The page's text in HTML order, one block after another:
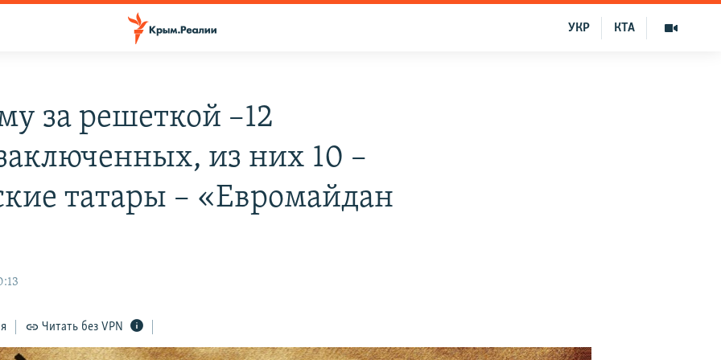
КТА
УКР
за решеткой –12
из них 10 –
татары – «Евромайдан
Читать без VPN